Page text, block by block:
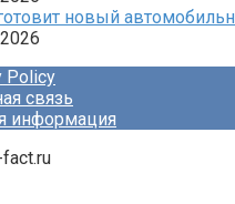
новый
Policy
связь
информация